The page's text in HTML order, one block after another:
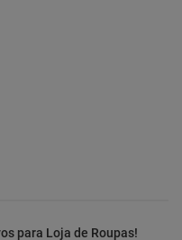
para Loja de Roupas!